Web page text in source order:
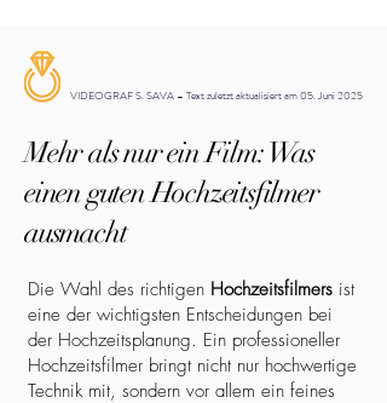
VIDEOGRAF S. SAVA – Text zuletzt aktualisiert am 05. Juni 2025
Mehr als nur ein Film: Was
einen guten Hochzeitsfilmer
ausmacht
Die Wahl des richtigen Hochzeitsfilmers ist
eine der wichtigsten Entscheidungen bei
der Hochzeitsplanung. Ein professioneller
Hochzeitsfilmer bringt nicht nur hochwertige
Technik mit, sondern vor allem ein feines